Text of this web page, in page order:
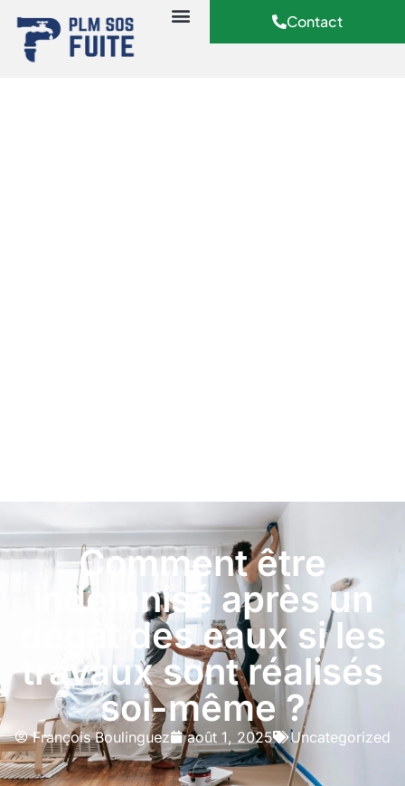
Contact
Comment être
indemnisé après un
dégât des eaux si les
travaux sont réalisés
soi-même ?
François Boulinguez août 1, 2025 Uncategorized